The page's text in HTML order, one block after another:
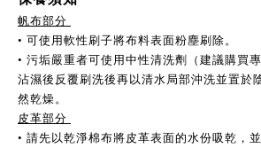
帆布部分
• 可使用軟性刷子將布料表面粉塵刷除。
• 污垢嚴重者可使用中性清洗劑（建議購買
沾濕後反覆刷洗後再以清水局部沖洗並置於
然乾燥。
皮革部分
• 請先以乾淨棉布將皮革表面的水份吸乾，